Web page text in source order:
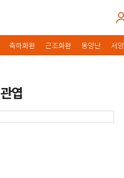
축하화환 근조화환 동양난 서
관엽